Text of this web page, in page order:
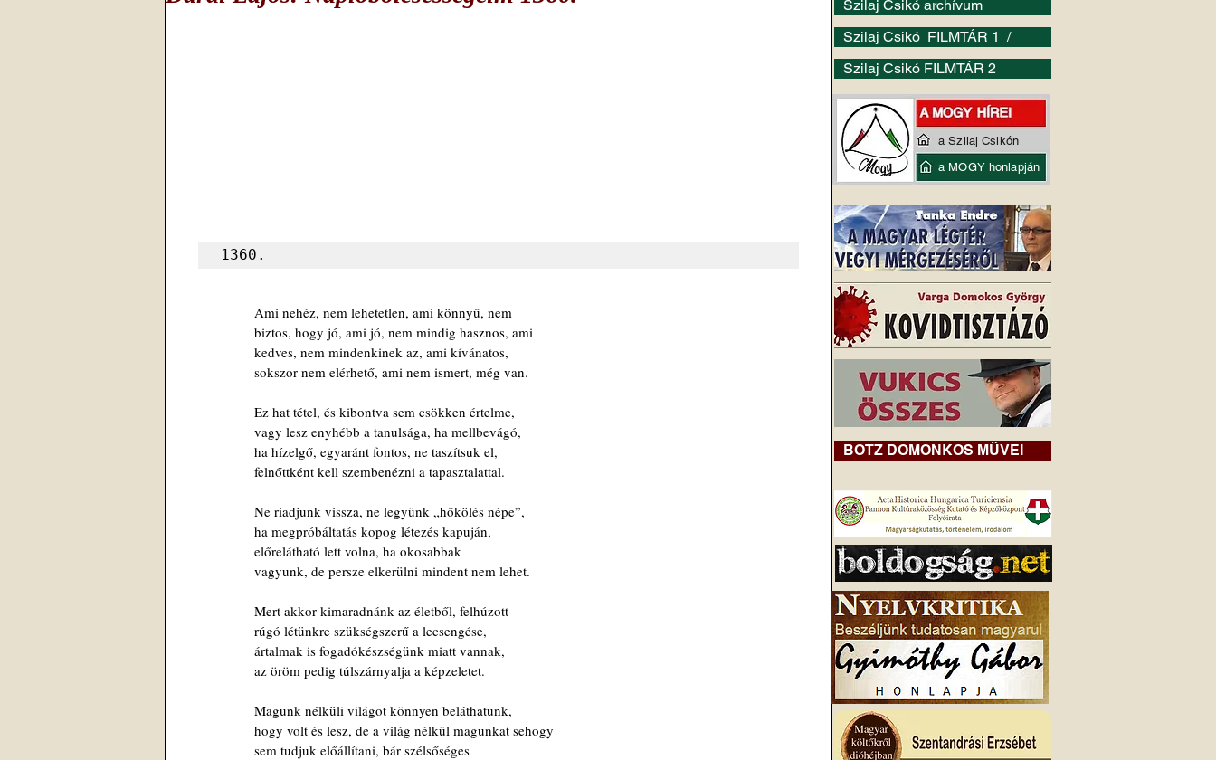
1360.
Ami nehéz, nem lehetetlen, ami könnyű, nem
biztos, hogy jó, ami jó, nem mindig hasznos, ami
kedves, nem mindenkinek az, ami kívánatos,
sokszor nem elérhető, ami nem ismert, még van.
Ez hat tétel, és kibontva sem csökken értelme,
vagy lesz enyhébb a tanulsága, ha mellbevágó,
ha hízelgő, egyaránt fontos, ne taszítsuk el,
felnőttként kell szembenézni a tapasztalattal.
Ne riadjunk vissza, ne legyünk „hőkölés népe”,
ha megpróbáltatás kopog létezés kapuján,
előrelátható lett volna, ha okosabbak
vagyunk, de persze elkerülni mindent nem lehet.
Mert akkor kimaradnánk az életből, felhúzott
rúgó létünkre szükségszerű a lecsengése,
ártalmak is fogadókészségünk miatt vannak,
az öröm pedig túlszárnyalja a képzeletet.
Magunk nélküli világot könnyen beláthatunk,
hogy volt és lesz, de a világ nélkül magunkat sehogy
sem tudjuk előállítani, bár szélsőséges
Szilaj Csikó archívum
Szilaj Csikó FILMTÁR 1 /
Szilaj Csikó FILMTÁR 2
BOTZ DOMONKOS MŰVEI
a Szilaj Csikón
a MOGY honlapján